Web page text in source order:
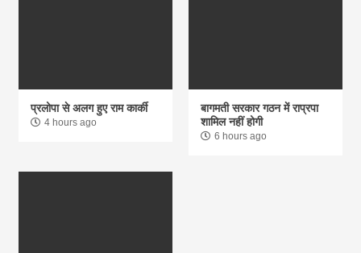
प्रलोपा से अलग हुए राम कार्की
4 hours ago
बागमती सरकार गठन में राप्रपा
शामिल नहीं होगी
6 hours ago